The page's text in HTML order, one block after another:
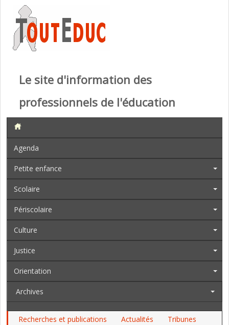
Le site d'information des
professionnels de l'éducation
Agenda
Petite enfance
Scolaire
Périscolaire
Culture
Justice
Orientation
Archives
Recherches et publications Actualités
Tribunes